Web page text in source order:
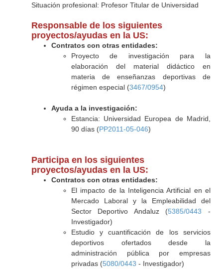
Situación profesional: Profesor Titular de Universidad
Responsable de los siguientes
proyectos/ayudas en la US:
Contratos con otras entidades:
Proyecto de investigación para la
elaboración del material didáctico en
materia de enseñanzas deportivas de
régimen especial (3467/0954)
Ayuda a la investigación:
Estancia: Universidad Europea de Madrid,
90 días (PP2011-05-046)
Participa en los siguientes
proyectos/ayudas en la US:
Contratos con otras entidades:
El impacto de la Inteligencia Artificial en el
Mercado Laboral y la Empleabilidad del
Sector Deportivo Andaluz (5385/0443 -
Investigador)
Estudio y cuantificación de los servicios
deportivos ofertados desde la
administración pública por empresas
privadas (5080/0443 - Investigador)